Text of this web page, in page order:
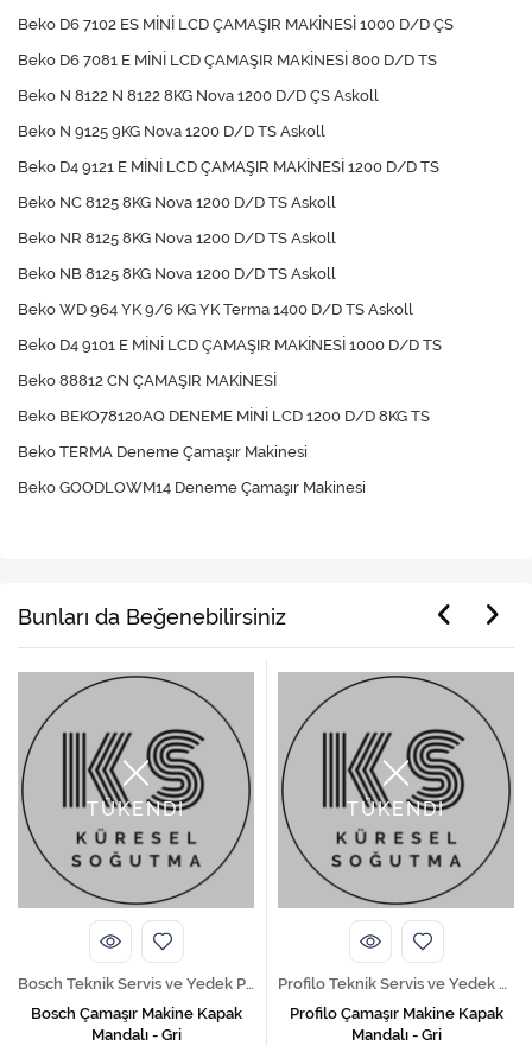
Beko D6 7102 ES MİNİ LCD ÇAMAŞIR MAKİNESİ 1000 D/D ÇS
Beko D6 7081 E MİNİ LCD ÇAMAŞIR MAKİNESİ 800 D/D TS
Beko N 8122 N 8122 8KG Nova 1200 D/D ÇS Askoll
Beko N 9125 9KG Nova 1200 D/D TS Askoll
Beko D4 9121 E MİNİ LCD ÇAMAŞIR MAKİNESİ 1200 D/D TS
Beko NC 8125 8KG Nova 1200 D/D TS Askoll
Beko NR 8125 8KG Nova 1200 D/D TS Askoll
Beko NB 8125 8KG Nova 1200 D/D TS Askoll
Beko WD 964 YK 9/6 KG YK Terma 1400 D/D TS Askoll
Beko D4 9101 E MİNİ LCD ÇAMAŞIR MAKİNESİ 1000 D/D TS
Beko 88812 CN ÇAMAŞIR MAKİNESİ
Beko BEKO78120AQ DENEME MİNİ LCD 1200 D/D 8KG TS
Beko TERMA Deneme Çamaşır Makinesi
Beko GOODLOWM14 Deneme Çamaşır Makinesi
Bunları da Beğenebilirsiniz
TÜKENDİ
Bosch Teknik Servis ve Yedek Parça Hizmetleri
Bosch Çamaşır Makine Kapak
Mandalı - Gri
TÜKENDİ
Profilo Teknik Servis ve Yedek Parça Hizmetleri
Profilo Çamaşır Makine Kapak
Mandalı - Gri